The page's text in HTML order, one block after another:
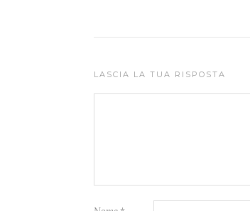
LASCIA LA TUA RISPOSTA